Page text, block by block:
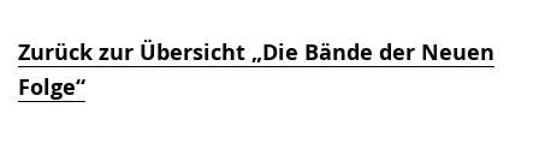
Zurück zur Übersicht „Die Bände der Neuen
Folge“